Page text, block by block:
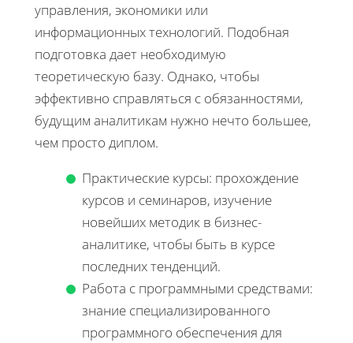
управления, экономики или
информационных технологий. Подобная
подготовка дает необходимую
теоретическую базу. Однако, чтобы
эффективно справляться с обязанностями,
будущим аналитикам нужно нечто большее,
чем просто диплом.
Практические курсы: прохождение
курсов и семинаров, изучение
новейших методик в бизнес-
аналитике, чтобы быть в курсе
последних тенденций.
Работа с программными средствами:
знание специализированного
программного обеспечения для